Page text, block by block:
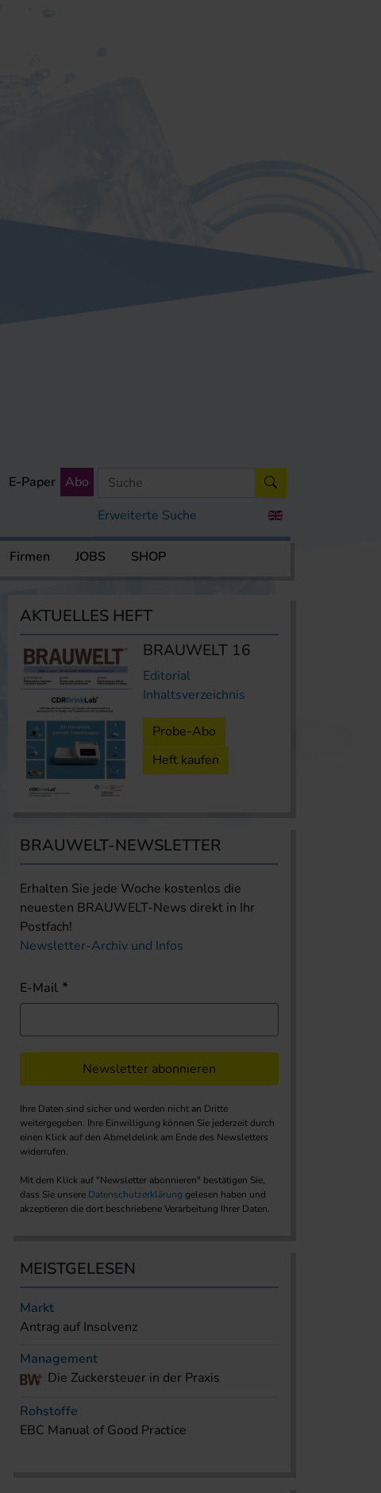
Erweiterte Suche
E-Paper Abo
Firmen JOBS SHOP
AKTUELLES HEFT
BRAUWELT 16
Editorial
Inhaltsverzeichnis
Probe-Abo
Heft kaufen
BRAUWELT-NEWSLETTER
Erhalten Sie jede Woche kostenlos die
neuesten BRAUWELT-News direkt in Ihr
Postfach!
Newsletter-Archiv und Infos
E-Mail
Newsletter abonnieren
Ihre Daten sind sicher und werden nicht an Dritte
weitergegeben. Ihre Einwilligung können Sie jederzeit durch
einen Klick auf den Abmeldelink am Ende des Newsletters
widerrufen.
Mit dem Klick auf "Newsletter abonnieren" bestätigen Sie,
dass Sie unsere Datenschutzerklärung gelesen haben und
akzeptieren die dort beschriebene Verarbeitung Ihrer Daten.
MEISTGELESEN
Markt
Antrag auf Insolvenz
Management
Die Zuckersteuer in der Praxis
Rohstoffe
EBC Manual of Good Practice